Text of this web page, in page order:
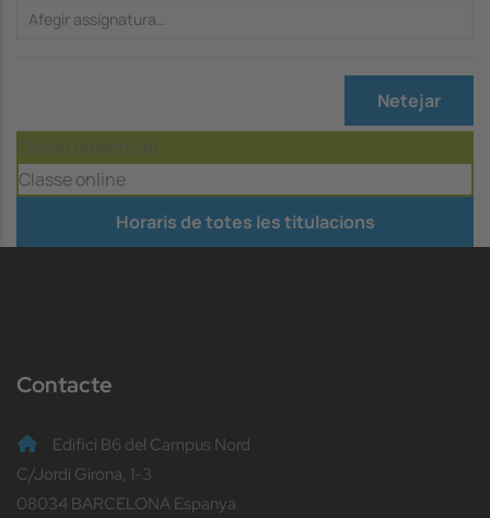
Netejar
Classe presencial
Classe online
Horaris de totes les titulacions
Contacte
Edifici B6 del Campus Nord
C/Jordi Girona, 1-3
08034 BARCELONA Espanya